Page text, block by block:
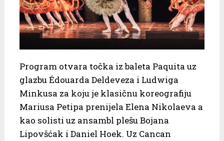
Program otvara točka iz baleta Paquita uz
glazbu Édouarda Deldeveza i Ludwiga
Minkusa za koju je klasičnu koreografiju
Mariusa Petipa prenijela Elena Nikolaeva a
kao solisti uz ansambl plešu Bojana
Lipovšćak i Daniel Hoek. Uz Cancan